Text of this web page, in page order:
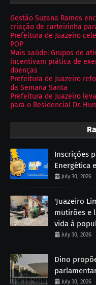
Gestão Suzana Ramos
criação de carteirinha
Prefeitura de Juazeiro
POP
Mais saúde: Grupos de
incentivam prática de
doenças
Prefeitura de Juazeiro
da Semana Santa
Prefeitura de Juazeiro
para o Residencial Dr.
Inscrições
Energética
July 30, 2026
'Juazeiro
mutirões e
vida à
July 30, 2026
Dino
July 30, 2026